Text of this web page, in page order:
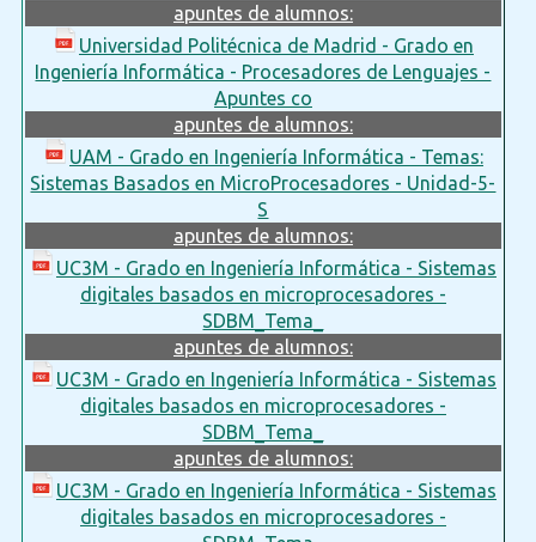
apuntes de alumnos:
Universidad Politécnica de Madrid - Grado en
Ingeniería Informática - Procesadores de Lenguajes -
Apuntes co
apuntes de alumnos:
UAM - Grado en Ingeniería Informática - Temas:
Sistemas Basados en MicroProcesadores - Unidad-5-
S
apuntes de alumnos:
UC3M - Grado en Ingeniería Informática - Sistemas
digitales basados en microprocesadores -
SDBM_Tema_
apuntes de alumnos:
UC3M - Grado en Ingeniería Informática - Sistemas
digitales basados en microprocesadores -
SDBM_Tema_
apuntes de alumnos:
UC3M - Grado en Ingeniería Informática - Sistemas
digitales basados en microprocesadores -